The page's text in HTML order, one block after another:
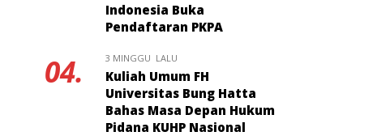
Indonesia Buka
Pendaftaran PKPA
04. 3 MINGGU LALU
Kuliah Umum FH
Universitas Bung Hatta
Bahas Masa Depan Hukum
Pidana KUHP Nasional